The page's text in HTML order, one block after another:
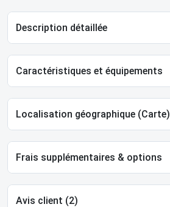
Description détaillée
Caractéristiques et équipements
Localisation géographique (Carte)
Frais supplémentaires & options
Avis client (2)